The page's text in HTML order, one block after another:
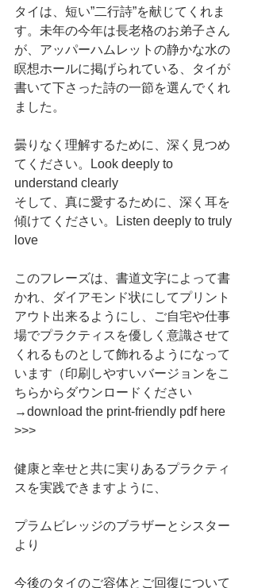
タイは、短い”二行詩”を献じてくれま
す。未年の今年は長老格のお弟子さん
が、アッパーハムレットの静かな水の
瞑想ホールに掲げられている、タイが
書いて下さった詩の一節を選んでくれ
ました。
曇りなく理解するために、深く見つめ
てください。Look deeply to
understand clearly
そして、真に愛するために、深く耳を
傾けてください。Listen deeply to truly
love
このフレーズは、書道文字によって書
かれ、ダイアモンド状にしてプリント
アウト出来るようにし、ご自宅や仕事
場でプラクティスを優しく意識させて
くれるものとして飾れるようになって
います（印刷しやすいバージョンをこ
ちらからダウンロードください
→download the print-friendly pdf here
>>>
健康と幸せと共に実りあるプラクティ
スを実践できますように、
プラムビレッジのブラザーとシスター
より
今後のタイのご容体とご回復について